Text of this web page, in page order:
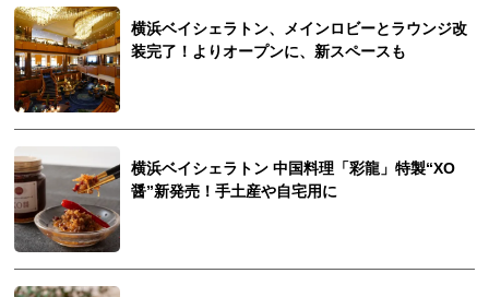
横浜ベイシェラトン、メインロビーとラウンジ改
装完了！よりオープンに、新スペースも
横浜ベイシェラトン 中国料理「彩龍」特製“XO
醤”新発売！手土産や自宅用に